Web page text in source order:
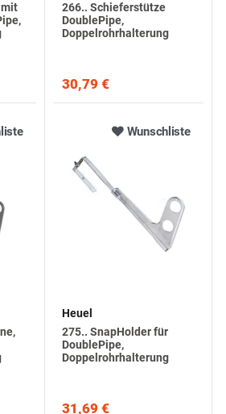
266.. Schieferstütze
DoublePipe,
Doppelrohrhalterung
30,79 €
Wunschliste
Heuel
275.. SnapHolder für
DoublePipe,
Doppelrohrhalterung
31,69 €